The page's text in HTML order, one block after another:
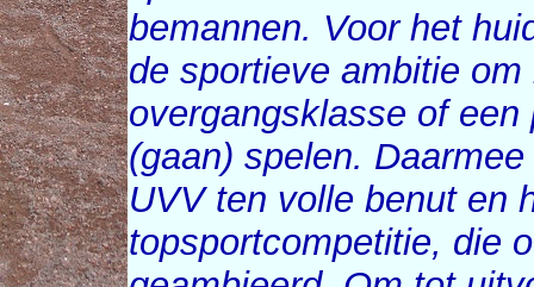
bemannen. Voor het
de sportieve ambitie
overgangsklasse of
(gaan) spelen.
UVV ten volle benut en
topsportcompetitie, die